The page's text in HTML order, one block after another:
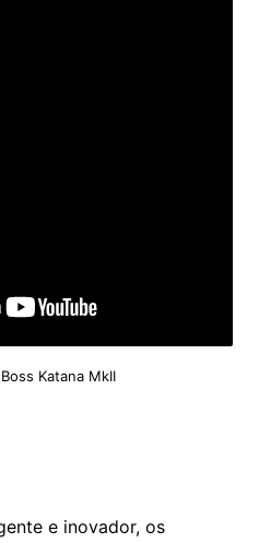
Katana MkII
e inovador, os